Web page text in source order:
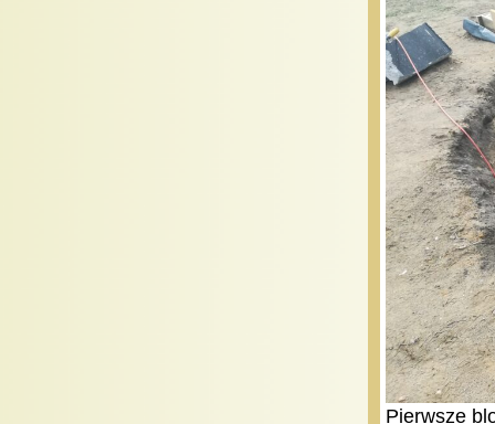
Pierwsze